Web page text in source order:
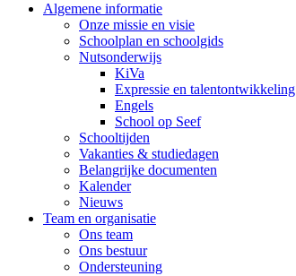
Algemene informatie
Onze missie en visie
Schoolplan en schoolgids
Nutsonderwijs
KiVa
Expressie en talentontwikkeling
Engels
School op Seef
Schooltijden
Vakanties & studiedagen
Belangrijke documenten
Kalender
Nieuws
Team en organisatie
Ons team
Ons bestuur
Ondersteuning